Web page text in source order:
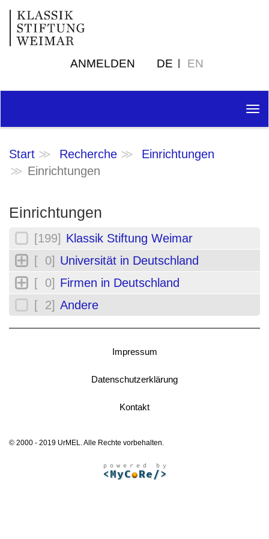
ANMELDEN DE EN
Start Recherche
Einrichtungen
Einrichtungen
Einrichtungen
[199] Klassik Stiftung Weimar
[ 0] Universität in Deutschland
[ 0] Firmen in Deutschland
[ 2] Andere
Impressum
Datenschutzerklärung
Kontakt
© 2000 - 2019 UrMEL. Alle Rechte vorbehalten.